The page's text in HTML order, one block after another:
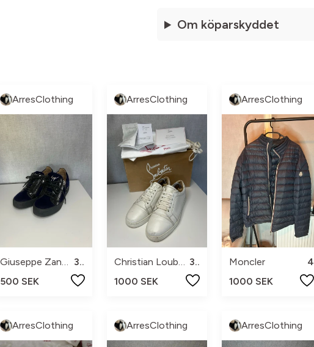
Om köparskyddet
ArresClothing
Giuseppe Zanotti
38
500 SEK
ArresClothing
Christian Louboutin
39
1000 SEK
ArresClothing
Moncler
4
1000 SEK
ArresClothing ArresClothing ArresClothing